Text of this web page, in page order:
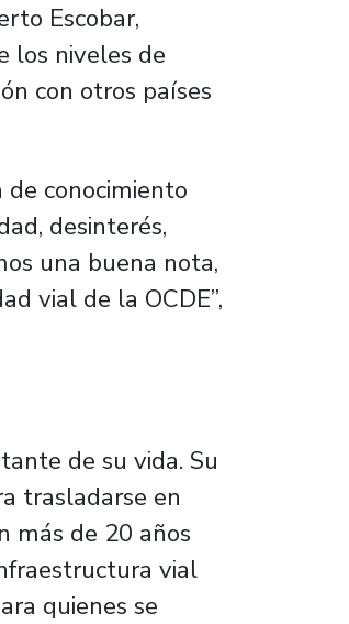
Escobar,
los niveles de
con otros países
conocimiento
desinterés,
una buena nota,
vial de la OCDE”,
de su vida. Su
trasladarse en
más de 20 años
vial
quienes se